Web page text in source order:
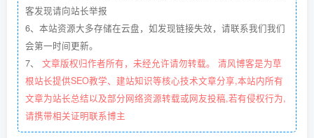
客发现请向站长举报
6、本站资源大多存储在云盘，如发现链接失效，请联系我们我们
会第一时间更新。
7、 文章版权归作者所有，未经允许请勿转载。 清风博客是为草
根站长提供SEO教学、建站知识等核心技术文章分享,本站内所有
文章为站长总结以及部分网络资源转载或网友投稿,若有侵权行为,
请携带相关证明联系博主